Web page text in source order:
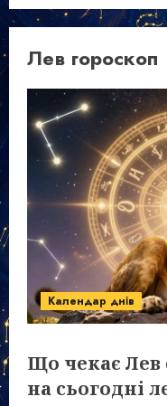
Лев гороскоп
Календар днів
Що чекає Лев
на сьогодні